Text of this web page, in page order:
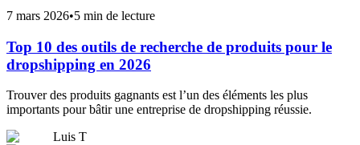
7 mars 2026•5 min de lecture
Top 10 des outils de recherche de produits pour le
dropshipping en 2026
Trouver des produits gagnants est l’un des éléments les plus
importants pour bâtir une entreprise de dropshipping réussie.
Luis T